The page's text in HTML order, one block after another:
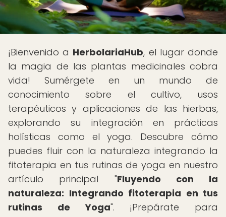
¡Bienvenido a HerbolariaHub, el lugar donde
la magia de las plantas medicinales cobra
vida! Sumérgete en un mundo de
conocimiento sobre el cultivo, usos
terapéuticos y aplicaciones de las hierbas,
explorando su integración en prácticas
holísticas como el yoga. Descubre cómo
puedes fluir con la naturaleza integrando la
fitoterapia en tus rutinas de yoga en nuestro
artículo principal "Fluyendo con la
naturaleza: Integrando fitoterapia en tus
rutinas de Yoga". ¡Prepárate para